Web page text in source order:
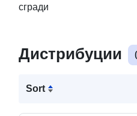
сгради
Дистрибуции
Sort